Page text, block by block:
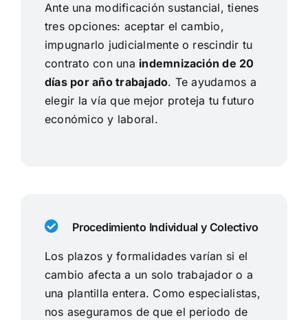
Ante una modificación sustancial, tienes
tres opciones: aceptar el cambio,
impugnarlo judicialmente o rescindir tu
contrato con una indemnización de 20
días por año trabajado. Te ayudamos a
elegir la vía que mejor proteja tu futuro
económico y laboral.
Procedimiento Individual y Colectivo
Los plazos y formalidades varían si el
cambio afecta a un solo trabajador o a
una plantilla entera. Como especialistas,
nos aseguramos de que el periodo de